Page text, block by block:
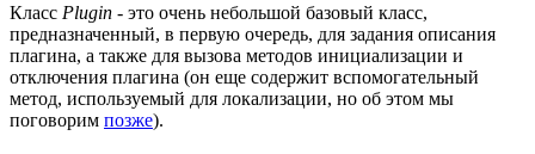
Класс Plugin - это очень небольшой базовый класс,
предназначенный, в первую очередь, для задания описания
плагина, а также для вызова методов инициализации и
отключения плагина (он еще содержит вспомогательный
метод, используемый для локализации, но об этом мы
поговорим позже).